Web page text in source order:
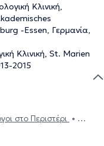
Κλινική,
-Essen, Γερμανία,
Κλινική, St. Marien
2015
στο Περιστέρι